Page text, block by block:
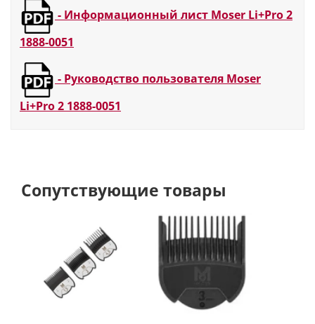
Количество скоростей 3
Страна-производитель
Цвет Каштан
Провод
Размеры 180 x 47 x 42 мм
- Информационный лист Moser Li+Pro 2
1888-0051
- Руководство пользователя Moser
Li+Pro 2 1888-0051
Сопутствующие товары